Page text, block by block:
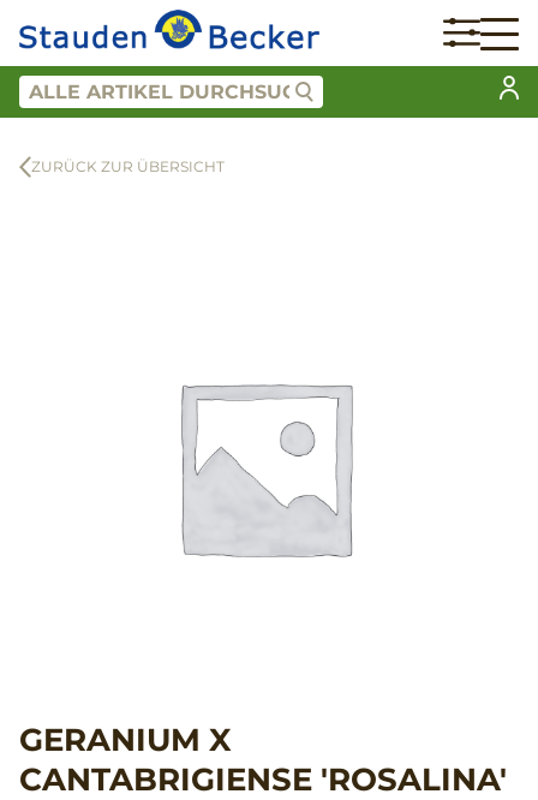
ZURÜCK ZUR ÜBERSICHT
GERANIUM X
CANTABRIGIENSE 'ROSALINA'